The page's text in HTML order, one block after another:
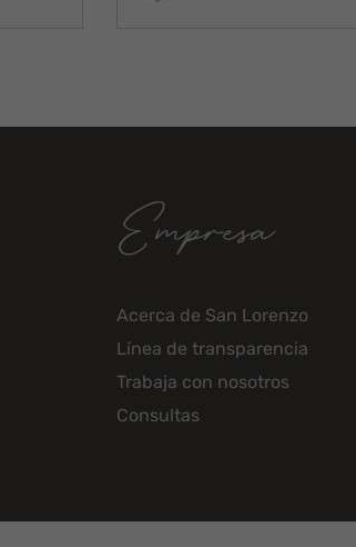
Empresa
Acerca de San Lorenzo
Línea de transparencia
Trabaja con nosotros
Consultas